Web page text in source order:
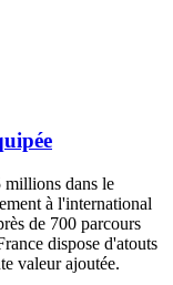
millions dans le
à l'international
de 700 parcours
dispose d'atouts
valeur ajoutée.